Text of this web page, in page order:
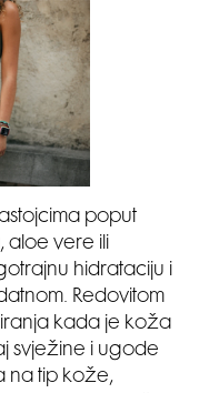
poput
vere ili
hidrataciju i
Redovitom
kada je koža
svježine i ugode
na tip kože,